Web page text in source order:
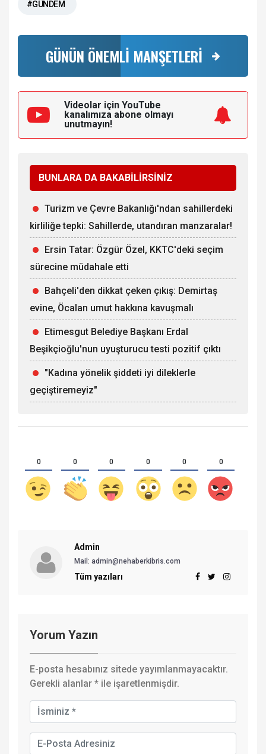
#GÜNDEM
GÜNÜN ÖNEMLİ MANŞETLERİ
Videolar için YouTube
kanalımıza abone olmayı
unutmayın!
BUNLARA DA BAKABİLİRSİNİZ
Turizm ve Çevre Bakanlığı'ndan sahillerdeki
kirliliğe tepki: Sahillerde, utandıran manzaralar!
Ersin Tatar: Özgür Özel, KKTC'deki seçim
sürecine müdahale etti
Bahçeli'den dikkat çeken çıkış: Demirtaş
evine, Öcalan umut hakkına kavuşmalı
Etimesgut Belediye Başkanı Erdal
Beşikçioğlu'nun uyuşturucu testi pozitif çıktı
"Kadına yönelik şiddeti iyi dileklerle
geçiştiremeyiz"
0 0 0 0 0 0
Admin
Mail: admin@nehaberkibris.com
Tüm yazıları
Yorum Yazın
E-posta hesabınız sitede yayımlanmayacaktır.
Gerekli alanlar * ile işaretlenmişdir.